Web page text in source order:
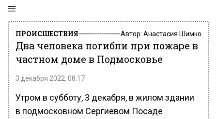
ПРОИСШЕСТВИЯ Автор: Анастасия Шимко
Два человека погибли при пожаре в
частном доме в Подмосковье
3 декабря 2022, 08:17
Утром в субботу, 3 декабря, в жилом здании
в подмосковном Сергиевом Посаде